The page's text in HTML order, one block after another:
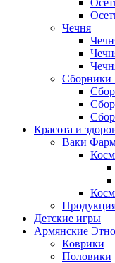
Чечня
Сборники
Красота и
Ваки
Детские игры
Армянские
Коврики
Половики